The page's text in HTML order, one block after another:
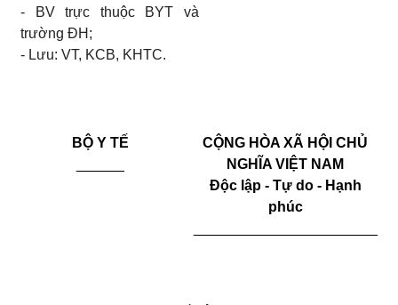
-
BV trực thuộc BYT và
trường ĐH;
- Lưu: VT, KCB, KHTC.
BỘ Y TẾ
CỘNG HÒA XÃ HỘI CHỦ
NGHĨA VIỆT NAM
Độc lập - Tự do - Hạnh
phúc